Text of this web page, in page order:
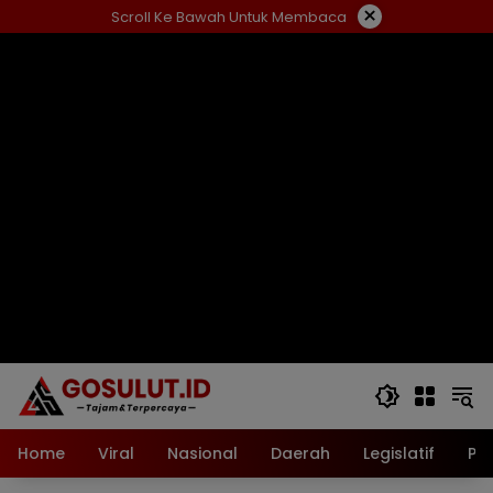
ke
Scroll Ke Bawah Untuk Membaca ×
Home Viral Nasional Daerah Legislatif